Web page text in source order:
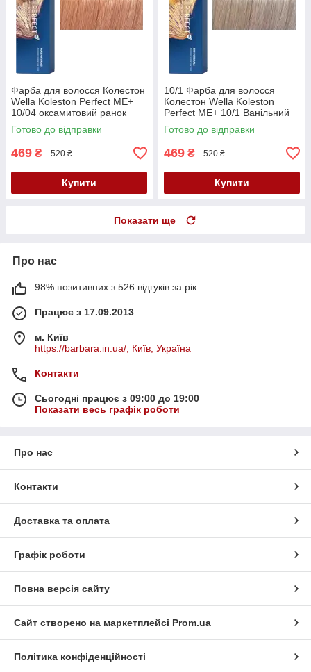
Фарба для волосся Колестон
Wella Koleston Perfect ME+
10/04 оксамитовий ранок
Готово до відправки
469 ₴ 520 ₴
Купити
10/1 Фарба для волосся
Колестон Wella Koleston
Perfect ME+ 10/1 Ванільний
лід
Готово до відправки
469 ₴ 520 ₴
Купити
Показати ще
Про нас
98% позитивних з 526 відгуків за рік
Працює з 17.09.2013
м. Київ
https://barbara.in.ua/, Київ, Україна
Контакти
Сьогодні працює з 09:00 до 19:00
Показати весь графік роботи
Про нас
Контакти
Доставка та оплата
Графік роботи
Повна версія сайту
Сайт створено на маркетплейсі Prom.ua
Політика конфіденційності